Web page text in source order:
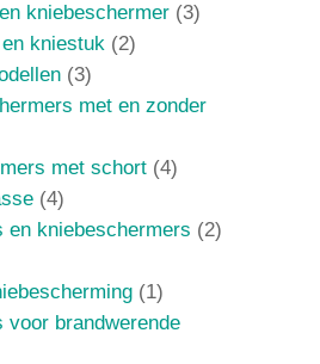
kniebeschermer (3)
kniestuk (2)
(3)
met en zonder
met schort (4)
(4)
en kniebeschermers (2)
(1)
voor brandwerende